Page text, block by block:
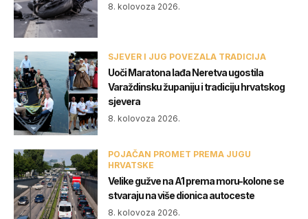
8. kolovoza 2026.
SJEVER I JUG POVEZALA TRADICIJA
Uoči Maratona lađa Neretva ugostila
Varaždinsku županiju i tradiciju hrvatskog
sjevera
8. kolovoza 2026.
POJAČAN PROMET PREMA JUGU
HRVATSKE
Velike gužve na A1 prema moru-kolone se
stvaraju na više dionica autoceste
8. kolovoza 2026.